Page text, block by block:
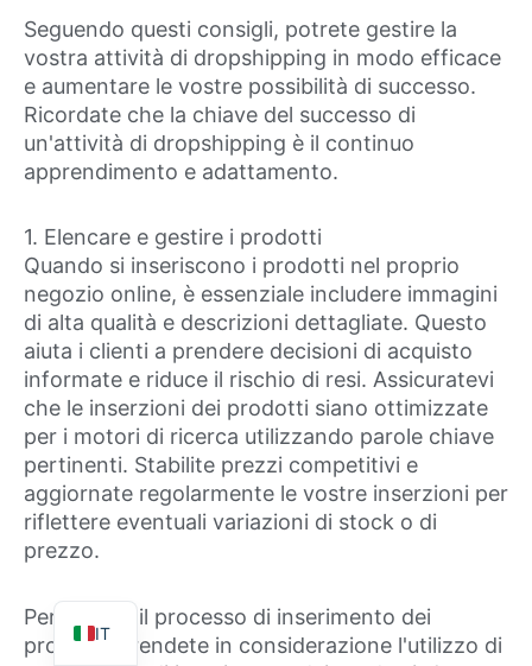
Seguendo questi consigli, potrete gestire la
vostra attività di dropshipping in modo efficace
e aumentare le vostre possibilità di successo.
Ricordate che la chiave del successo di
un'attività di dropshipping è il continuo
apprendimento e adattamento.
1. Elencare e gestire i prodotti
Quando si inseriscono i prodotti nel proprio
negozio online, è essenziale includere immagini
di alta qualità e descrizioni dettagliate. Questo
aiuta i clienti a prendere decisioni di acquisto
informate e riduce il rischio di resi. Assicuratevi
che le inserzioni dei prodotti siano ottimizzate
per i motori di ricerca utilizzando parole chiave
pertinenti. Stabilite prezzi competitivi e
aggiornate regolarmente le vostre inserzioni per
riflettere eventuali variazioni di stock o di
prezzo.
Per snellire il processo di inserimento dei
prodotti, prendete in considerazione l'utilizzo di
IT
PT
DE
FR
ES